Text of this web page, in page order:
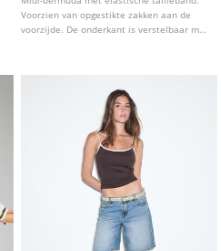
Voorzien van opgestikte zakken aan de
voorzijde. De onderkant is verstelbaar met